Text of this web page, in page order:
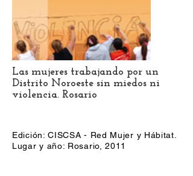
Las mujeres trabajando por un
Distrito Noroeste sin miedos ni
violencia. Rosario
Edición: CISCSA - Red Mujer y Hábitat.
Lugar y año: Rosario, 2011